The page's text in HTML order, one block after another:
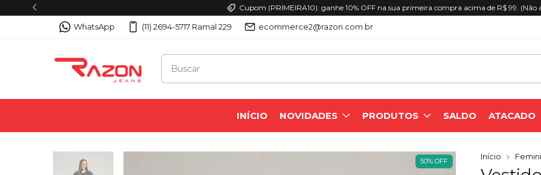
Cupom (PRIMEIRA10): ganhe 10% OFF na sua primeira compra acima de R$ 99.
WhatsApp (11) 2694-5717 Ramal 229 ecommerce2@razon.com.br
INÍCIO NOVIDADES PRODUTOS SALDO ATACADO
50% OFF Início